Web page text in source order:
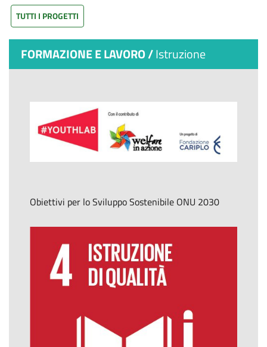
TUTTI I PROGETTI
FORMAZIONE E LAVORO /Istruzione
Obiettivi per lo Sviluppo Sostenibile ONU 2030